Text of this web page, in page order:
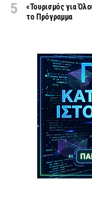
«Τουρισμός για
το Πρόγραμμα